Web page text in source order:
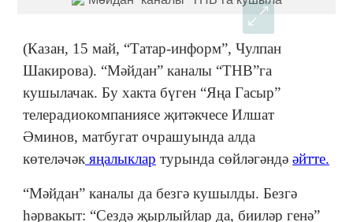
(Казан, 15 май, “Татар-информ”, Чулпан
Шакирова). “Мәйдан” каналы “ТНВ”га
кушылачак. Бу хакта бүген “Яңа Гасыр”
телерадиокомпаниясе җитәкчесе Илшат
Әминов, матбугат очрашуында алда
көтеләчәк яңалыклар турында сөйләгәндә әйтте.
“Мәйдан” каналы да безгә кушылды. Безгә
һәрвакыт: “Сездә җырлыйлар да, бииләр генә”